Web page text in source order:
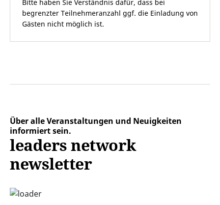
Bitte haben Sie Verständnis dafür, dass bei
begrenzter Teilnehmeranzahl ggf. die Einladung von
Gästen nicht möglich ist.
Über alle Veranstaltungen und Neuigkeiten
informiert sein.
leaders network
newsletter